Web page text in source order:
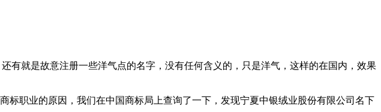
有就是故意注册一些洋气点的名字，没有任何含义的，只是洋气，这样的在国内，效果
职业的原因，我们在中国商标局上查询了一下，发现宁夏中银绒业股份有限公司名下